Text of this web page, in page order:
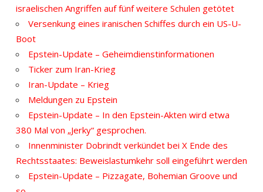
israelischen Angriffen auf fünf weitere Schulen getötet
Versenkung eines iranischen Schiffes durch ein US-U-
Boot
Epstein-Update – Geheimdienstinformationen
Ticker zum Iran-Krieg
Iran-Update – Krieg
Meldungen zu Epstein
Epstein-Update – In den Epstein-Akten wird etwa
380 Mal von „Jerky“ gesprochen.
Innenminister Dobrindt verkündet bei X Ende des
Rechtsstaates: Beweislastumkehr soll eingeführt werden
Epstein-Update – Pizzagate, Bohemian Groove und